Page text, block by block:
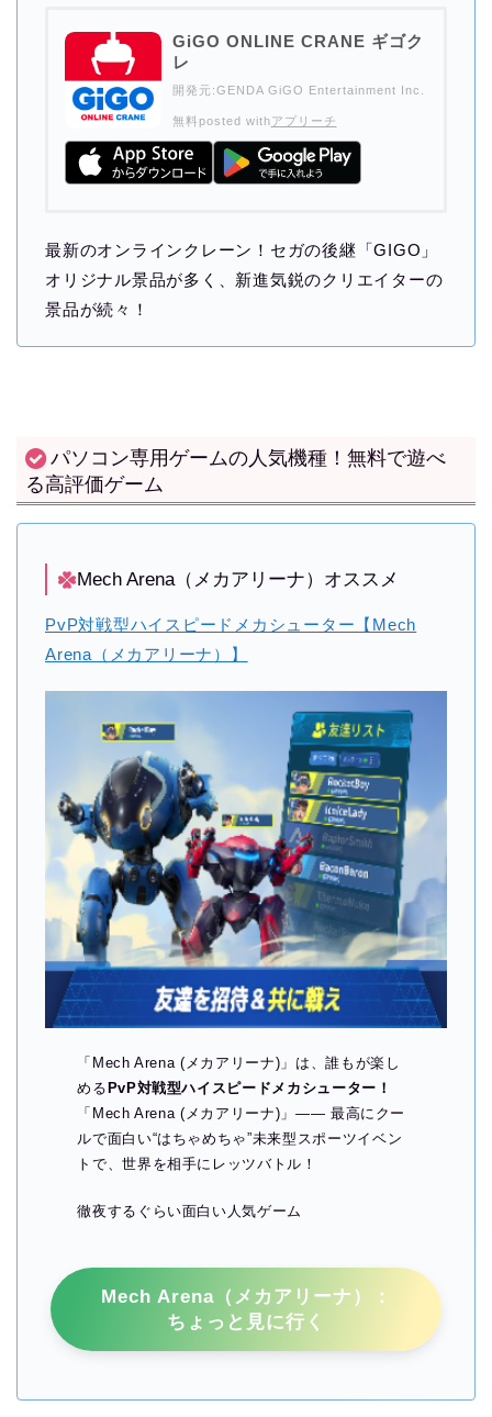
GiGO ONLINE CRANE ギゴク
レ
開発元:GENDA GiGO Entertainment Inc.
無料posted withアプリーチ
最新のオンラインクレーン！セガの後継「GIGO」
オリジナル景品が多く、新進気鋭のクリエイターの
景品が続々！
パソコン専用ゲームの人気機種！無料で遊べ
る高評価ゲーム
Mech Arena（メカアリーナ）オススメ
PvP対戦型ハイスピードメカシューター【Mech
Arena（メカアリーナ）】
「Mech Arena (メカアリーナ)」は、誰もが楽し
めるPvP対戦型ハイスピードメカシューター！
「Mech Arena (メカアリーナ)」―― 最高にクー
ルで面白い“はちゃめちゃ”未来型スポーツイベン
トで、世界を相手にレッツバトル！
徹夜するぐらい面白い人気ゲーム
Mech Arena（メカアリーナ）：
ちょっと見に行く